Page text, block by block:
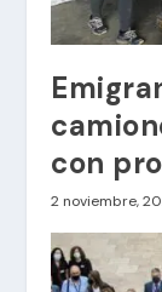
con
2 noviembre,